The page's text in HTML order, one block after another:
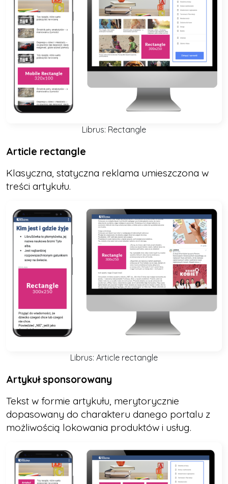
Librus: Rectangle
Article rectangle
Klasyczna, statyczna reklama umieszczona w
treści artykułu.
Librus: Article rectangle
Artykuł sponsorowany
Tekst w formie artykułu, merytorycznie
dopasowany do charakteru danego portalu z
możliwością lokowania produktów i usług.